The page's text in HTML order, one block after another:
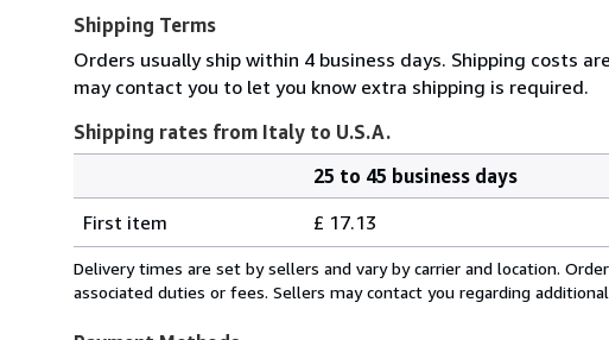
Shipping Terms
Orders usually ship within 4 business days. Shipping costs
may contact you to let you know extra shipping is required.
Shipping rates from Italy to U.S.A.
rates
from
Italy
25 to 45 business days
First item
£ 17.13
Delivery times are set by sellers and vary by carrier and location.
associated duties or fees. Sellers may contact you regarding